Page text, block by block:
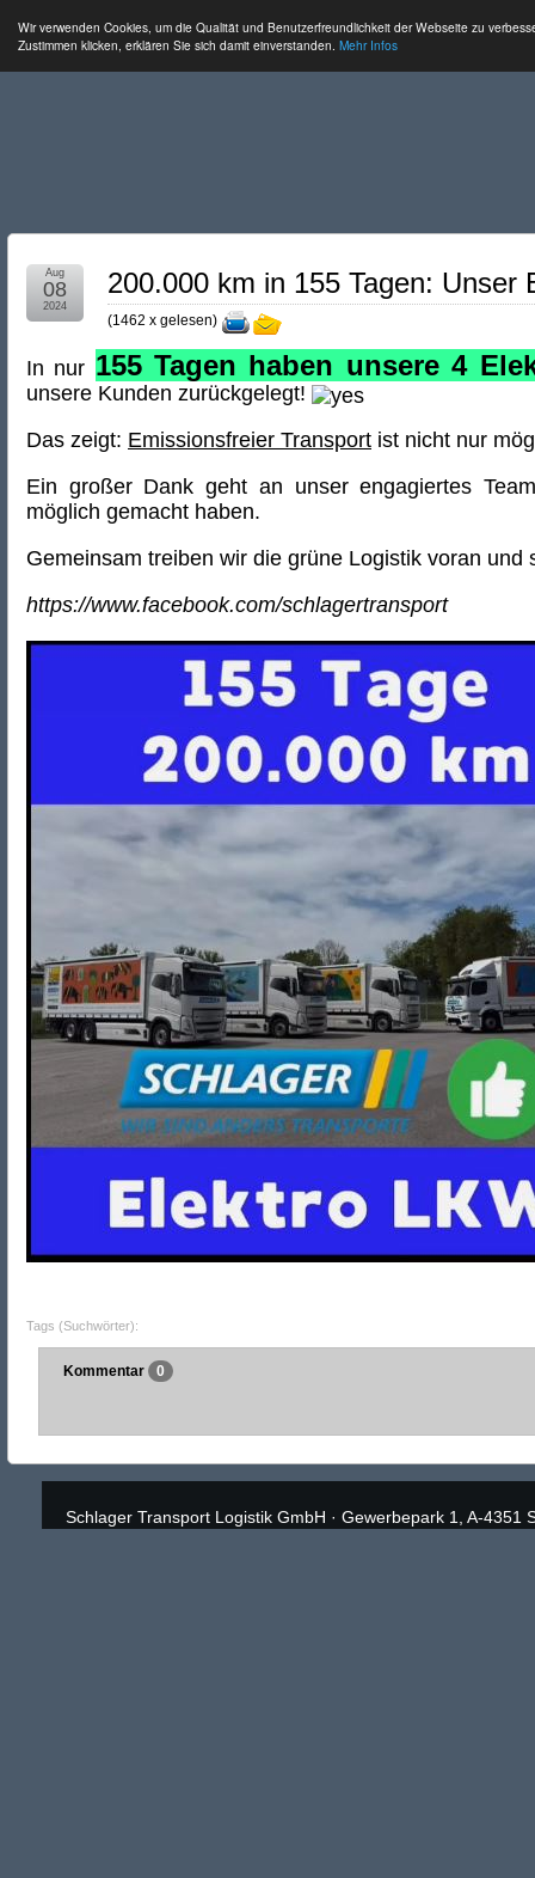
Wir verwenden Cookies, um die Qualität und Benutzerfreundlichkeit der Webseite zu
Zustimmen klicken, erklären Sie sich damit einverstanden. Mehr Infos
200.000 km in 155 Tagen: Unser
(1462 x gelesen)
Aug
08
2024
In nur 155 Tagen haben unsere 4
unsere Kunden zurückgelegt!
Das zeigt: Emissionsfreier Transport ist nicht nur
Ein großer Dank geht an unser engagiertes
möglich gemacht haben.
Gemeinsam treiben wir die grüne Logistik voran
https://www.facebook.com/schlagertransport
Tags (Suchwörter):
Kommentar 0
Schlager Transport Logistik GmbH · Gewerbepark 1, A-4351